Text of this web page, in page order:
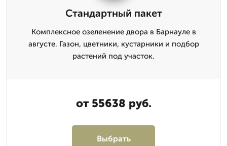
Стандартный пакет
Комплексное озеленение двора в Барнауле в
августе. Газон, цветники, кустарники и подбор
растений под участок.
от 55638 руб.
Выбрать